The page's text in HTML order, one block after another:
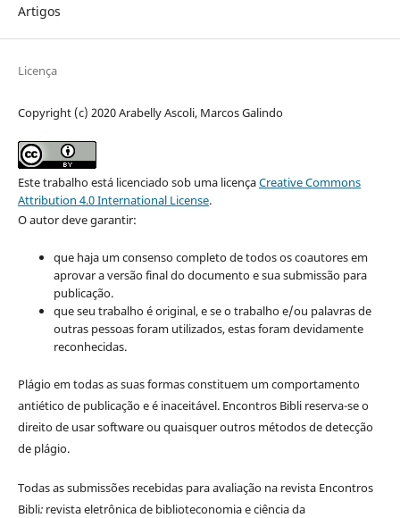
Artigos
Licença
Copyright (c) 2020 Arabelly Ascoli, Marcos Galindo
Este trabalho está licenciado sob uma licençaCreative Commons
Attribution 4.0 International License.
O autor deve garantir:
que haja um consenso completo de todos os coautores em
aprovar a versão final do documento e sua submissão para
publicação.
que seu trabalho é original, e se o trabalho e/ou palavras de
outras pessoas foram utilizados, estas foram devidamente
reconhecidas.
Plágio em todas as suas formas constituem um comportamento
antiético de publicação e é inaceitável. Encontros Bibli reserva-se o
direito de usar software ou quaisquer outros métodos de detecção
de plágio.
Todas as submissões recebidas para avaliação na revista Encontros
Bibli: revista eletrônica de biblioteconomia e ciência da